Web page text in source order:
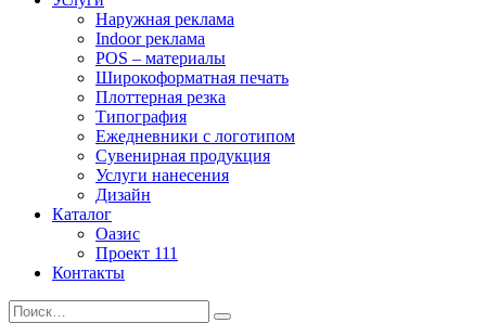
Наружная реклама
Indoor реклама
POS – материалы
Широкоформатная печать
Плоттерная резка
Типография
Ежедневники с логотипом
Сувенирная продукция
Услуги нанесения
Дизайн
Каталог
Оазис
Проект 111
Контакты